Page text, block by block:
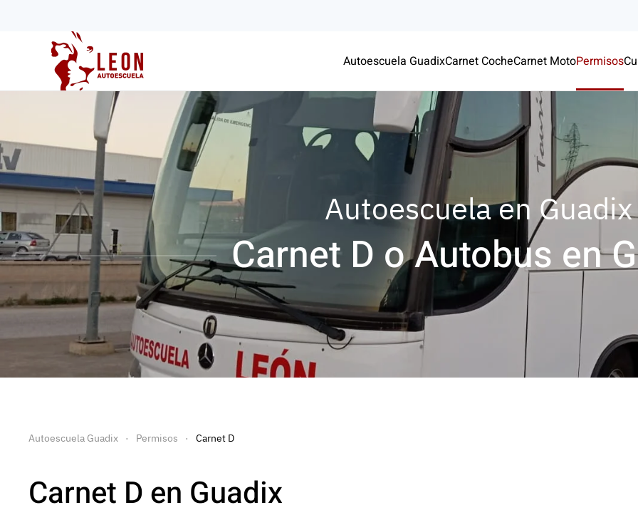
Skip to main content
Autoescuela GuadixCarnet CocheCarnet MotoPermisos
Autoescuela en Guadix
Carnet D o Autobus en
Autoescuela Guadix Permisos Carnet D
Carnet D en Guadix